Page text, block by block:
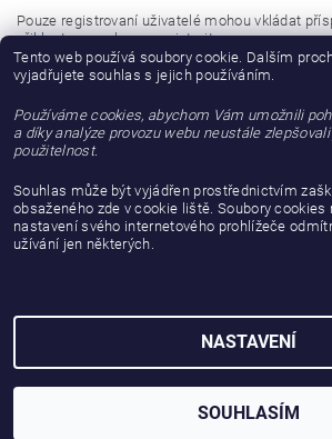
Pouze registrovaní uživatelé mohou vkládat
přihlaste senebo seregistrujte.
Buďte první, kdo napíše příspěvek k této položce.
Přidat hodnocení
2026 © gattanera.com, všechna práva
Vytvořil Shoptet
Tento web používá soubory cookie. Dalším
vyjadřujete souhlas s jejich používáním.
Používáme cookies, abychom Vám umožnili
a díky analýze provozu webu neustále
použitelnost.
Souhlas může být vyjádřen prostřednictvím
obsaženého zde v cookie liště. Soubory
nastavení svého internetového prohlížeče
užívání jen některých.
NASTAVENÍ
SOUHLASÍM